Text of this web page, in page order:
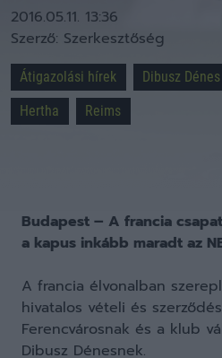
2016.05.11. 13:36
Szerző: Szerkesztőség
Átigazolási hírek Dibusz Dénes
Hertha
Reims
Budapest – A francia
a kapus inkább maradt az
A francia élvonalban
hivatalos vételi és
Ferencvárosnak és a klub
Dibusz Dénesnek.